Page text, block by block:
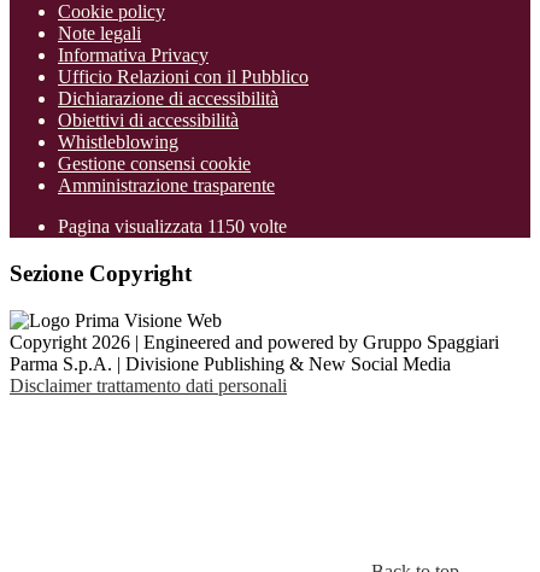
Cookie policy
Note legali
Informativa Privacy
Ufficio Relazioni con il Pubblico
Dichiarazione di accessibilità
Obiettivi di accessibilità
Whistleblowing
Gestione consensi cookie
Amministrazione trasparente
Pagina visualizzata 1150 volte
Sezione Copyright
Copyright 2026 | Engineered and powered by Gruppo Spaggiari
Parma S.p.A. | Divisione Publishing & New Social Media
Disclaimer trattamento dati personali